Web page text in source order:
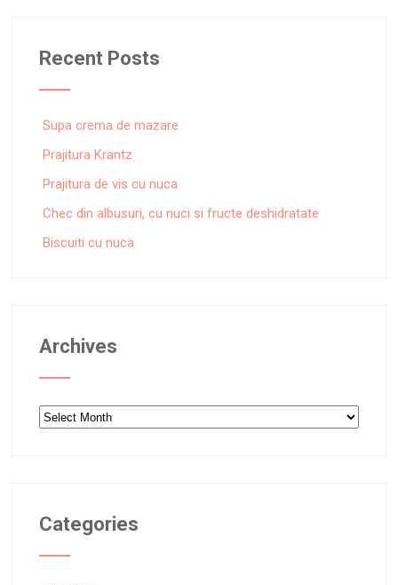
Recent Posts
Supa crema de mazare
Prajitura Krantz
Prajitura de vis cu nuca
Chec din albusuri, cu nuci si fructe deshidratate
Biscuiti cu nuca
Archives
Archives
Categories